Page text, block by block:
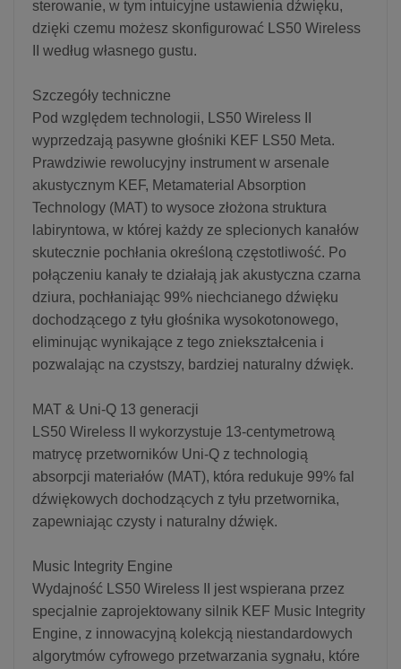
sterowanie, w tym intuicyjne ustawienia dźwięku,
dzięki czemu możesz skonfigurować LS50 Wireless
II według własnego gustu.
Szczegóły techniczne
Pod względem technologii, LS50 Wireless II
wyprzedzają pasywne głośniki KEF LS50 Meta.
Prawdziwie rewolucyjny instrument w arsenale
akustycznym KEF, Metamaterial Absorption
Technology (MAT) to wysoce złożona struktura
labiryntowa, w której każdy ze splecionych kanałów
skutecznie pochłania określoną częstotliwość. Po
połączeniu kanały te działają jak akustyczna czarna
dziura, pochłaniając 99% niechcianego dźwięku
dochodzącego z tyłu głośnika wysokotonowego,
eliminując wynikające z tego zniekształcenia i
pozwalając na czystszy, bardziej naturalny dźwięk.
MAT & Uni-Q 13 generacji
LS50 Wireless II wykorzystuje 13-centymetrową
matrycę przetworników Uni-Q z technologią
absorpcji materiałów (MAT), która redukuje 99% fal
dźwiękowych dochodzących z tyłu przetwornika,
zapewniając czysty i naturalny dźwięk.
Music Integrity Engine
Wydajność LS50 Wireless II jest wspierana przez
specjalnie zaprojektowany silnik KEF Music Integrity
Engine, z innowacyjną kolekcją niestandardowych
algorytmów cyfrowego przetwarzania sygnału, które